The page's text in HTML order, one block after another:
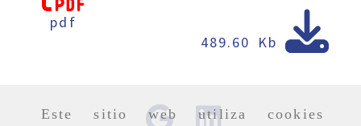
Este sitio web utiliza cookies
pdf
489.60 Kb